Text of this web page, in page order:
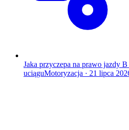
Jaka przyczepa na prawo jazdy
uciąguMotoryzacja · 21 lipca